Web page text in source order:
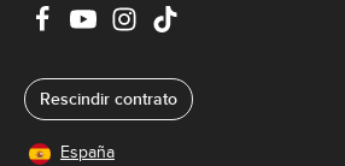
Rescindir contrato
España